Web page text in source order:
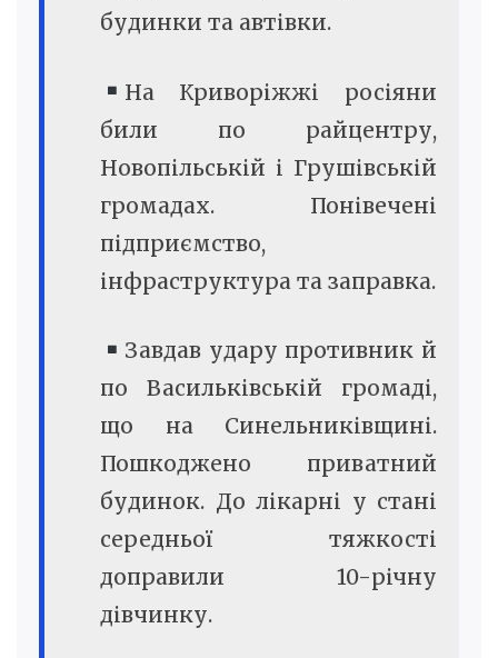
будинки та автівки.
На Криворіжжі росіяни
били по райцентру,
Новопільській і Грушівській
громадах. Понівечені
підприємство,
інфраструктура та заправка.
Завдав удару противник й
по Васильківській громаді,
що на Синельниківщині.
Пошкоджено приватний
будинок. До лікарні у стані
середньої тяжкості
доправили 10-річну
дівчинку.